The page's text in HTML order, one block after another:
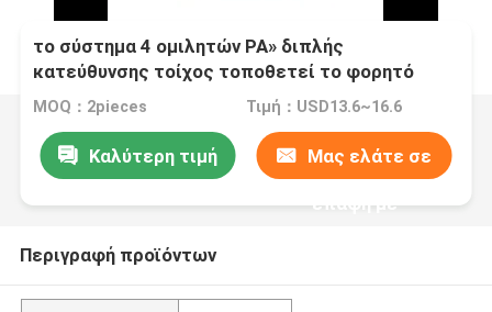
το σύστημα 4 ομιλητών PA» διπλής
κατεύθυνσης τοίχος τοποθετεί το φορητό
σύστημα σειράς PA γραμμών ομιλητών
MOQ：2pieces Τιμή：USD13.6~16.6
Καλύτερη τιμή Μας ελάτε σε
επαφή με
Περιγραφή προϊόντων